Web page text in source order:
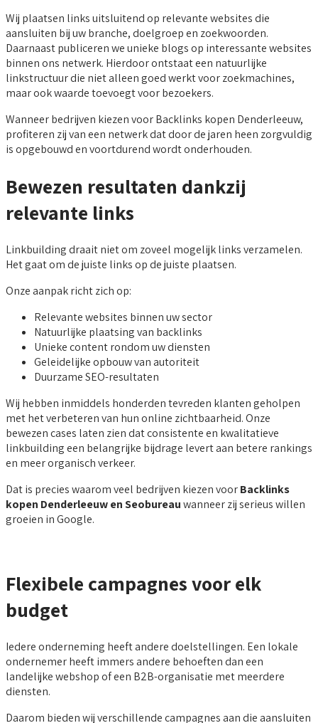
Wij plaatsen links uitsluitend op relevante websites die
aansluiten bij uw branche, doelgroep en zoekwoorden.
Daarnaast publiceren we unieke blogs op interessante websites
binnen ons netwerk. Hierdoor ontstaat een natuurlijke
linkstructuur die niet alleen goed werkt voor zoekmachines,
maar ook waarde toevoegt voor bezoekers.
Wanneer bedrijven kiezen voor Backlinks kopen Denderleeuw,
profiteren zij van een netwerk dat door de jaren heen zorgvuldig
is opgebouwd en voortdurend wordt onderhouden.
Bewezen resultaten dankzij
relevante links
Linkbuilding draait niet om zoveel mogelijk links verzamelen.
Het gaat om de juiste links op de juiste plaatsen.
Onze aanpak richt zich op:
Relevante websites binnen uw sector
Natuurlijke plaatsing van backlinks
Unieke content rondom uw diensten
Geleidelijke opbouw van autoriteit
Duurzame SEO-resultaten
Wij hebben inmiddels honderden tevreden klanten geholpen
met het verbeteren van hun online zichtbaarheid. Onze
bewezen cases laten zien dat consistente en kwalitatieve
linkbuilding een belangrijke bijdrage levert aan betere rankings
en meer organisch verkeer.
Dat is precies waarom veel bedrijven kiezen voorBacklinks
kopen Denderleeuw en Seobureauwanneer zij serieus willen
groeien in Google.
Flexibele campagnes voor elk
budget
Iedere onderneming heeft andere doelstellingen. Een lokale
ondernemer heeft immers andere behoeften dan een
landelijke webshop of een B2B-organisatie met meerdere
diensten.
Daarom bieden wij verschillende campagnes aan die aansluiten